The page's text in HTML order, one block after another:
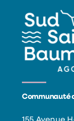
Communauté